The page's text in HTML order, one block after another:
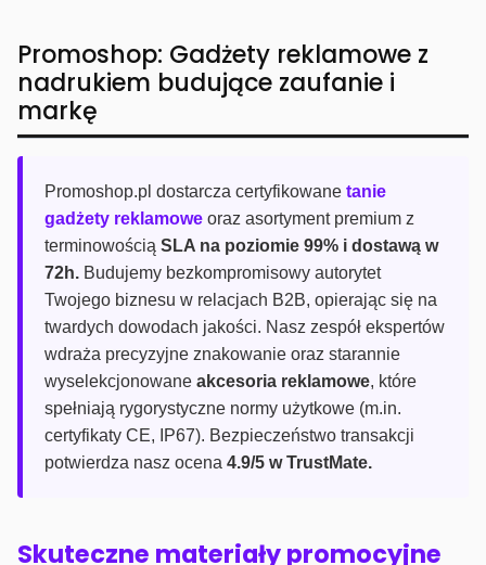
Promoshop: Gadżety reklamowe z
nadrukiem budujące zaufanie i
markę
Promoshop.pl dostarcza certyfikowane tanie
gadżety reklamowe oraz asortyment premium z
terminowością SLA na poziomie 99% i dostawą w
72h. Budujemy bezkompromisowy autorytet
Twojego biznesu w relacjach B2B, opierając się na
twardych dowodach jakości. Nasz zespół ekspertów
wdraża precyzyjne znakowanie oraz starannie
wyselekcjonowane akcesoria reklamowe, które
spełniają rygorystyczne normy użytkowe (m.in.
certyfikaty CE, IP67). Bezpieczeństwo transakcji
potwierdza nasz ocena 4.9/5 w TrustMate.
Skuteczne materiały promocyjne